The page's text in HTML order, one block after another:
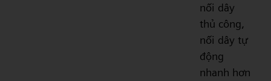
nối dây
thủ công,
nối dây tự
động
nhanh hơn